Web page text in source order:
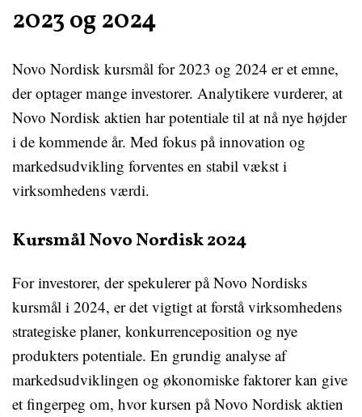
2023 og 2024
Novo Nordisk kursmål for 2023 og 2024 er et emne,
der optager mange investorer. Analytikere vurderer, at
Novo Nordisk aktien har potentiale til at nå nye højder
i de kommende år. Med fokus på innovation og
markedsudvikling forventes en stabil vækst i
virksomhedens værdi.
Kursmål Novo Nordisk 2024
For investorer, der spekulerer på Novo Nordisks
kursmål i 2024, er det vigtigt at forstå virksomhedens
strategiske planer, konkurrenceposition og nye
produkters potentiale. En grundig analyse af
markedsudviklingen og økonomiske faktorer kan give
et fingerpeg om, hvor kursen på Novo Nordisk aktien